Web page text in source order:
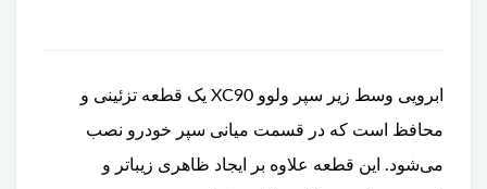
ابرویی وسط زیر سپر ولوو XC90 یک قطعه تزئینی و
محافظ است که در قسمت میانی سپر خودرو نصب
می‌شود. این قطعه علاوه بر ایجاد ظاهری زیباتر و